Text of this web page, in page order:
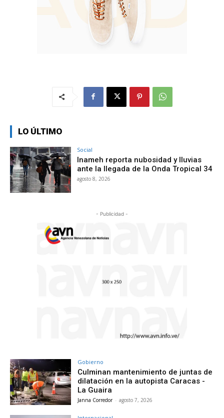
LO ÚLTIMO
Social
Inameh reporta nubosidad y lluvias
ante la llegada de la Onda Tropical 34
agosto 8, 2026
- Publicidad -
Gobierno
Culminan mantenimiento de juntas de
dilatación en la autopista Caracas -
La Guaira
Janna Corredor - agosto 7, 2026